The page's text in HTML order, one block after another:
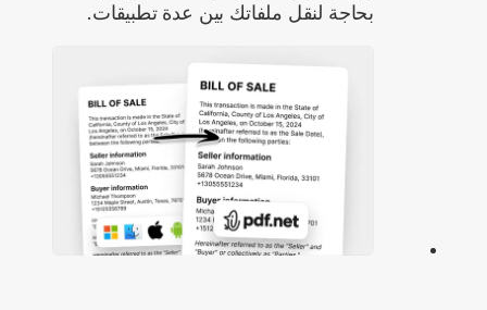
بحاجة لنقل ملفاتك بين عدة تطبيقات.